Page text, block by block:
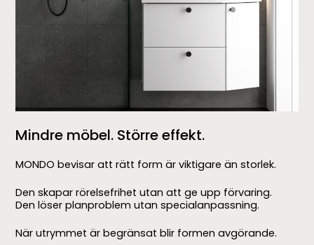
Mindre möbel. Större effekt.
MONDO bevisar att rätt form är viktigare än storlek.
Den skapar rörelsefrihet utan att ge upp förvaring.
Den löser planproblem utan specialanpassning.
När utrymmet är begränsat blir formen avgörande.